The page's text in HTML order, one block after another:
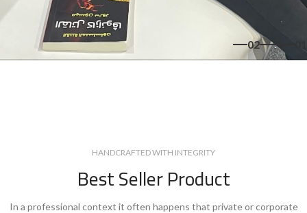
02
HANDCRAFTED WITH INTEGRITY
Best Seller Product
In a professional context it often happens that private or corporate